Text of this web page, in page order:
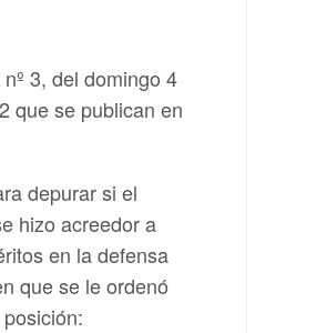
3, del domingo 4
que se publican en
depurar si el
hizo acreedor a
en la defensa
que se le ordenó